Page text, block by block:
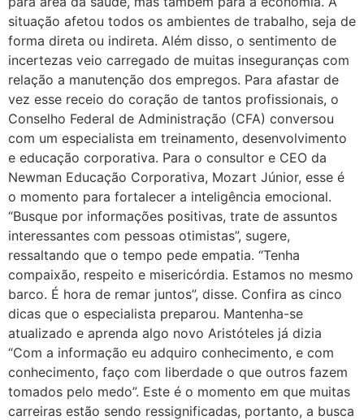
situação afetou todos os ambientes de trabalho, seja de
forma direta ou indireta. Além disso, o sentimento de
incertezas veio carregado de muitas inseguranças com
relação a manutenção dos empregos. Para afastar de
vez esse receio do coração de tantos profissionais, o
Conselho Federal de Administração (CFA) conversou
com um especialista em treinamento, desenvolvimento
e educação corporativa. Para o consultor e CEO da
Newman Educação Corporativa, Mozart Júnior, esse é
o momento para fortalecer a inteligência emocional.
“Busque por informações positivas, trate de assuntos
interessantes com pessoas otimistas”, sugere,
ressaltando que o tempo pede empatia. “Tenha
compaixão, respeito e misericórdia. Estamos no mesmo
barco. É hora de remar juntos”, disse. Confira as cinco
dicas que o especialista preparou. Mantenha-se
atualizado e aprenda algo novo Aristóteles já dizia
“Com a informação eu adquiro conhecimento, e com
conhecimento, faço com liberdade o que outros fazem
tomados pelo medo”. Este é o momento em que muitas
carreiras estão sendo ressignificadas, portanto, a busca